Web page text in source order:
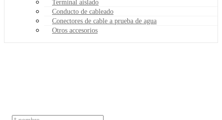
Terminal aislado
Conducto de cableado
Conectores de cable a prueba de agua
Otros accesorios